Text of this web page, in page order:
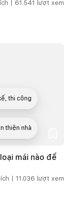
| 61.541 lượt xem
mái nào để
| 11.036 lượt xem
thi công
thiện nhà